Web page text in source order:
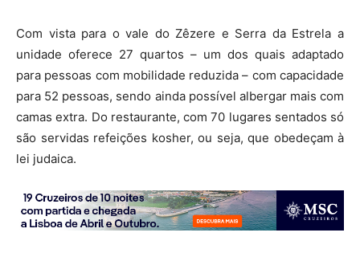
Com vista para o vale do Zêzere e Serra da Estrela a
unidade oferece 27 quartos – um dos quais adaptado
para pessoas com mobilidade reduzida – com capacidade
para 52 pessoas, sendo ainda possível albergar mais com
camas extra. Do restaurante, com 70 lugares sentados só
são servidas refeições kosher, ou seja, que obedeçam à
lei judaica.